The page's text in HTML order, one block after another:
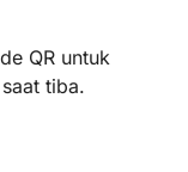
QR untuk
tiba.